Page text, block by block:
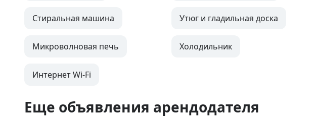
Стиральная машина Утюг и гладильная доска
Микроволновая печь Холодильник
Интернет Wi-Fi
Еще объявления арендодателя